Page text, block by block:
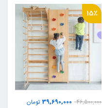
15٪
46,500,000
39,690,000 تومان